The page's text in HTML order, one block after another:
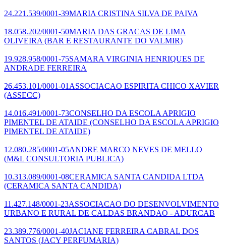
24.221.539/0001-39MARIA CRISTINA SILVA DE PAIVA
18.058.202/0001-50MARIA DAS GRACAS DE LIMA
OLIVEIRA (BAR E RESTAURANTE DO VALMIR)
19.928.958/0001-75SAMARA VIRGINIA HENRIQUES DE
ANDRADE FERREIRA
26.453.101/0001-01 ASSOCIACAO ESPIRITA CHICO XAVIER
(ASSECC)
14.016.491/0001-73CONSELHO DA ESCOLA APRIGIO
PIMENTEL DE ATAIDE (CONSELHO DA ESCOLA APRIGIO
PIMENTEL DE ATAIDE)
12.080.285/0001-05ANDRE MARCO NEVES DE MELLO
(M&L CONSULTORIA PUBLICA)
10.313.089/0001-08CERAMICA SANTA CANDIDA LTDA
(CERAMICA SANTA CANDIDA)
11.427.148/0001-23ASSOCIACAO DO DESENVOLVIMENTO
URBANO E RURAL DE CALDAS BRANDAO - ADURCAB
23.389.776/0001-40JACIANE FERREIRA CABRAL DOS
SANTOS (JACY PERFUMARIA)